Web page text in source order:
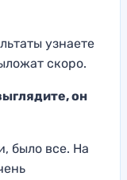
узнаете
скоро.
он
было все. На